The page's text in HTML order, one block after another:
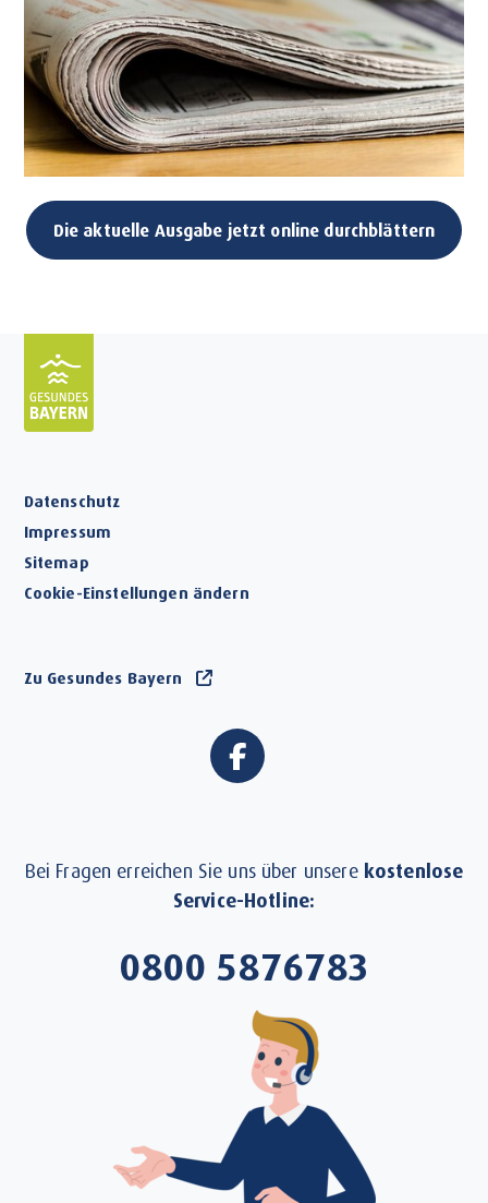
Die aktuelle Ausgabe jetzt online durchblättern
Datenschutz
Impressum
Sitemap
Cookie-Einstellungen ändern
Zu Gesundes Bayern
Bei Fragen erreichen Sie uns über unsere kostenlose
Service-Hotline:
0800 5876783